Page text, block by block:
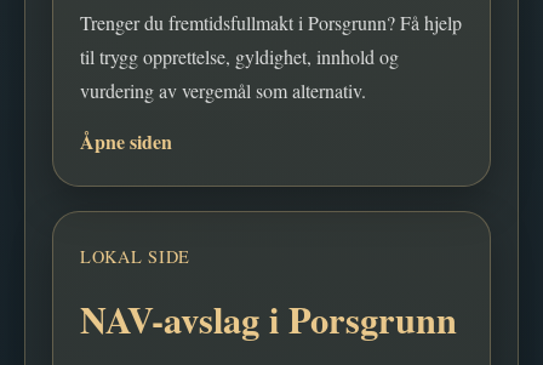
Trenger du fremtidsfullmakt i Porsgrunn? Få hjelp
til trygg opprettelse, gyldighet, innhold og
vurdering av vergemål som alternativ.
Åpne siden
LOKAL SIDE
NAV-avslag i Porsgrunn